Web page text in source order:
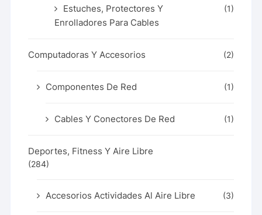
Estuches, Protectores Y
Enrolladores Para Cables
(1)
Computadoras Y Accesorios (2)
Componentes De Red (1)
Cables Y Conectores De Red (1)
Deportes, Fitness Y Aire Libre
(284)
Accesorios Actividades Al Aire Libre (3)